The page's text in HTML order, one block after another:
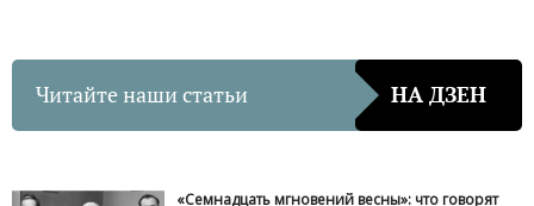
Читайте наши статьи НА ДЗЕН
«Семнадцать мгновений весны»: что говорят